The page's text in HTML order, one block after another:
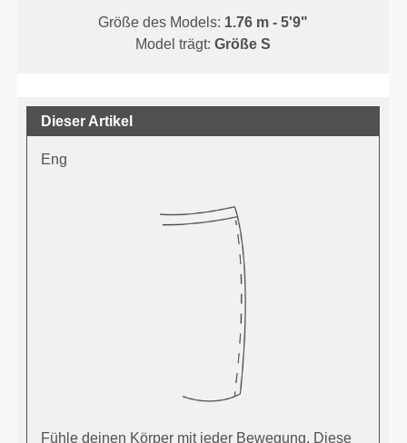
Größe des Models: 1.76 m - 5'9"
Model trägt:Größe S
Dieser Artikel
Eng
Fühle deinen Körper mit jeder Bewegung. Diese